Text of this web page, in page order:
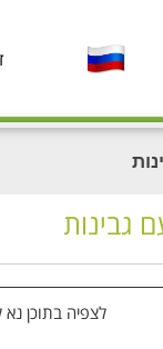
גבינות
לצפיה בתוכן